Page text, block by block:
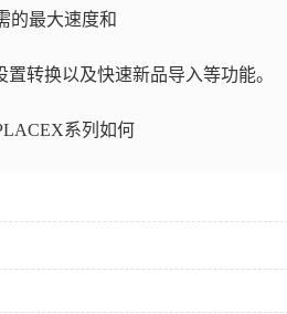
的最大速度和
置转换以及快速新品导入等功能。
系列如何